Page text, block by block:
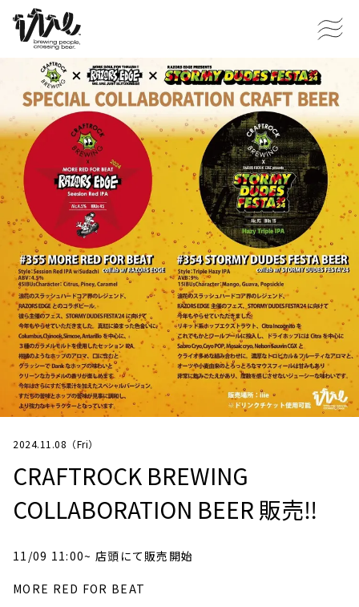
2024.11.08（Fri）
CRAFTROCK BREWING
COLLABORATION BEER 販売‼
11/09 11:00~ 店頭にて販売開始
MORE RED FOR BEAT